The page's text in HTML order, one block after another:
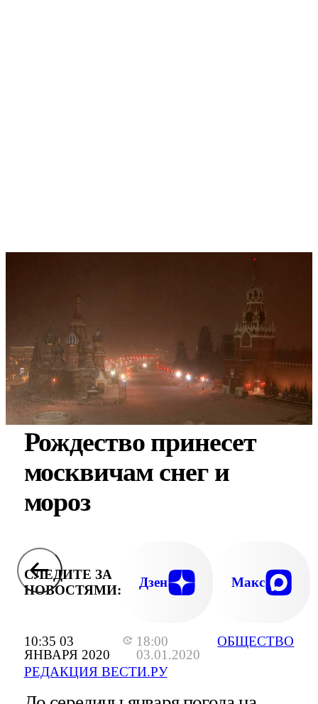
10:35 03
ЯНВАРЯ 2020
18:00
03.01.2020
РЕДАКЦИЯ ВЕСТИ.РУ
ОБЩЕСТВО
Рождество принесет
москвичам снег и
мороз
СЛЕДИТЕ ЗА
НОВОСТЯМИ:
Дзен Макс